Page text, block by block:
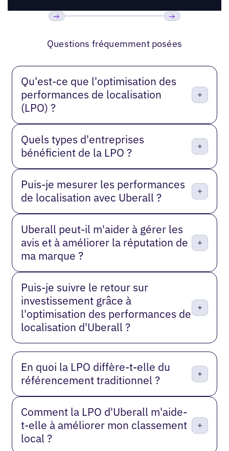
Questions fréquemment posées
Qu'est-ce que l'optimisation des
performances de localisation
(LPO) ?
Quels types d'entreprises
bénéficient de la LPO ?
Puis-je mesurer les performances
de localisation avec Uberall ?
Uberall peut-il m'aider à gérer les
avis et à améliorer la réputation de
ma marque ?
Puis-je suivre le retour sur
investissement grâce à
l'optimisation des performances de
localisation d'Uberall ?
En quoi la LPO diffère-t-elle du
référencement traditionnel ?
Comment la LPO d'Uberall m'aide-
t-elle à améliorer mon classement
local ?